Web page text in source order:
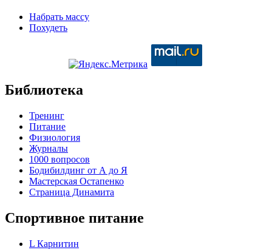
Набрать массу
Похудеть
Библиотека
Тренинг
Питание
Физиология
Журналы
1000 вопросов
Бодибилдинг от А до Я
Мастерская Остапенко
Страница Динамита
Спортивное питание
L Карнитин